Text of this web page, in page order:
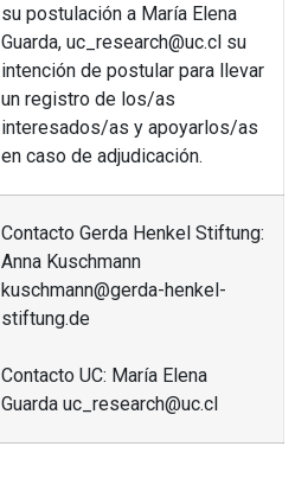
su postulación a María Elena
Guarda, uc_research@uc.cl su
intención de postular para llevar
un registro de los/as
interesados/as y apoyarlos/as
en caso de adjudicación.
Contacto Gerda Henkel Stiftung:
Anna Kuschmann
kuschmann@gerda-henkel-
stiftung.de
Contacto UC: María Elena
Guarda uc_research@uc.cl